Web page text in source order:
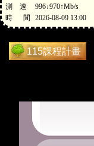
115課程計畫